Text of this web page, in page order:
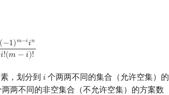
(−1)𝑚−𝑖𝑖𝑛
𝑖!(𝑚 −𝑖)!
m−iini!(m
，划分到 𝑖
i 个两两不同的集合（允许空集）的
两两不同的非空集合（不允许空集）的方案数